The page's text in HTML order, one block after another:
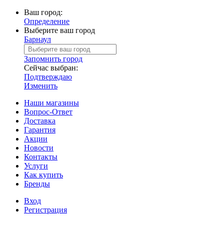
Ваш город:
Определение
Выберите ваш город
Барнаул
Запомнить город
Сейчас выбран:
Подтверждаю
Изменить
Наши магазины
Вопрос-Ответ
Доставка
Гарантия
Акции
Новости
Контакты
Услуги
Как купить
Бренды
Вход
Регистрация